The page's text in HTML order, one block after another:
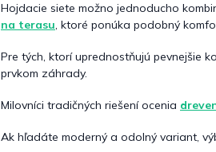
Hojdacie siete možno jednoducho
na terasu, ktoré ponúka podobný
Pre tých, ktorí uprednostňujú pevnejšie
prvkom záhrady.
Milovníci tradičných riešení ocenia
Ak hľadáte moderný a odolný variant,